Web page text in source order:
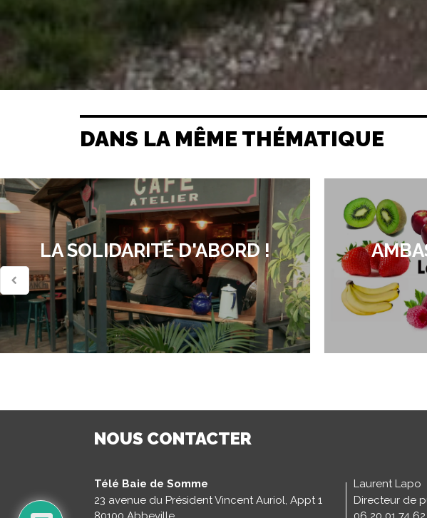
DANS LA MÊME THÉMATIQUE
LA SOLIDARITÉ D'ABORD !
NOUS CONTACTER
Télé Baie de Somme
23 avenue du Président Vincent Auriol, Appt 1
Laurent Lapo
Directeur de